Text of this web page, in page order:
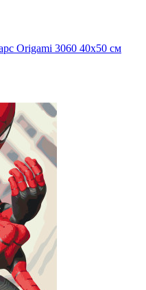
Origami 3060 40x50 см